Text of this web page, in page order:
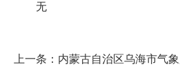
无
上一条： 内蒙古自治区乌海市气